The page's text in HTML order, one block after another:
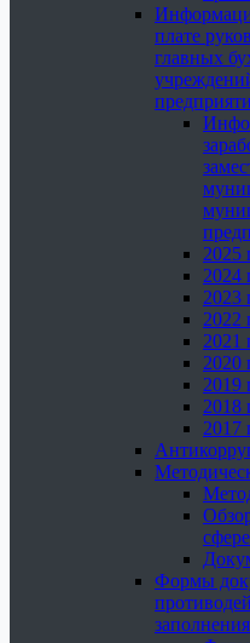
плате
главных
2025
2024
2023
2022
2021
2020
2019
2018
2017
Формы
заполнения